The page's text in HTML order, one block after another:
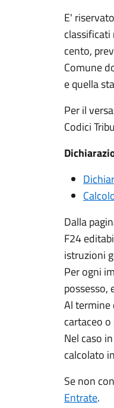
E'
cento,
Comune
e quella
Per il
Codici
Dalla
F24
istruzioni
Per ogni
Al termine
cartaceo o
Nel caso
calcolato
Se non
Entrate.